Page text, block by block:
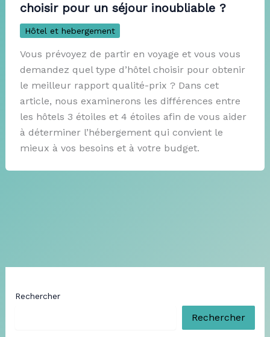
choisir pour un séjour inoubliable ?
Hôtel et hebergement
Vous prévoyez de partir en voyage et vous vous
demandez quel type d’hôtel choisir pour obtenir
le meilleur rapport qualité-prix ? Dans cet
article, nous examinerons les différences entre
les hôtels 3 étoiles et 4 étoiles afin de vous aider
à déterminer l’hébergement qui convient le
mieux à vos besoins et à votre budget.
Rechercher
Rechercher